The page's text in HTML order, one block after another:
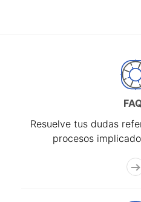
Resuelve tus dudas
procesos